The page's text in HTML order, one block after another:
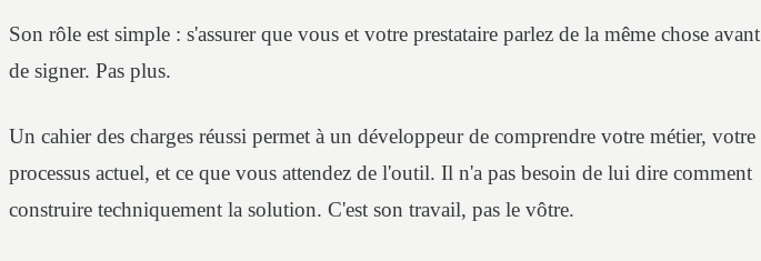
Son rôle est simple : s'assurer que vous et votre prestataire parlez de la même chose avant
de signer. Pas plus.
Un cahier des charges réussi permet à un développeur de comprendre votre métier, votre
processus actuel, et ce que vous attendez de l'outil. Il n'a pas besoin de lui dire comment
construire techniquement la solution. C'est son travail, pas le vôtre.